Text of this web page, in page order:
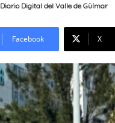
Diario Digital del Valle de Güímar
Facebook X